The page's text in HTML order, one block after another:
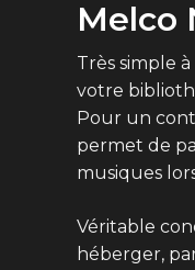
Melco
Très simple
votre
Pour un
permet de
musiques
Véritable
héberger,